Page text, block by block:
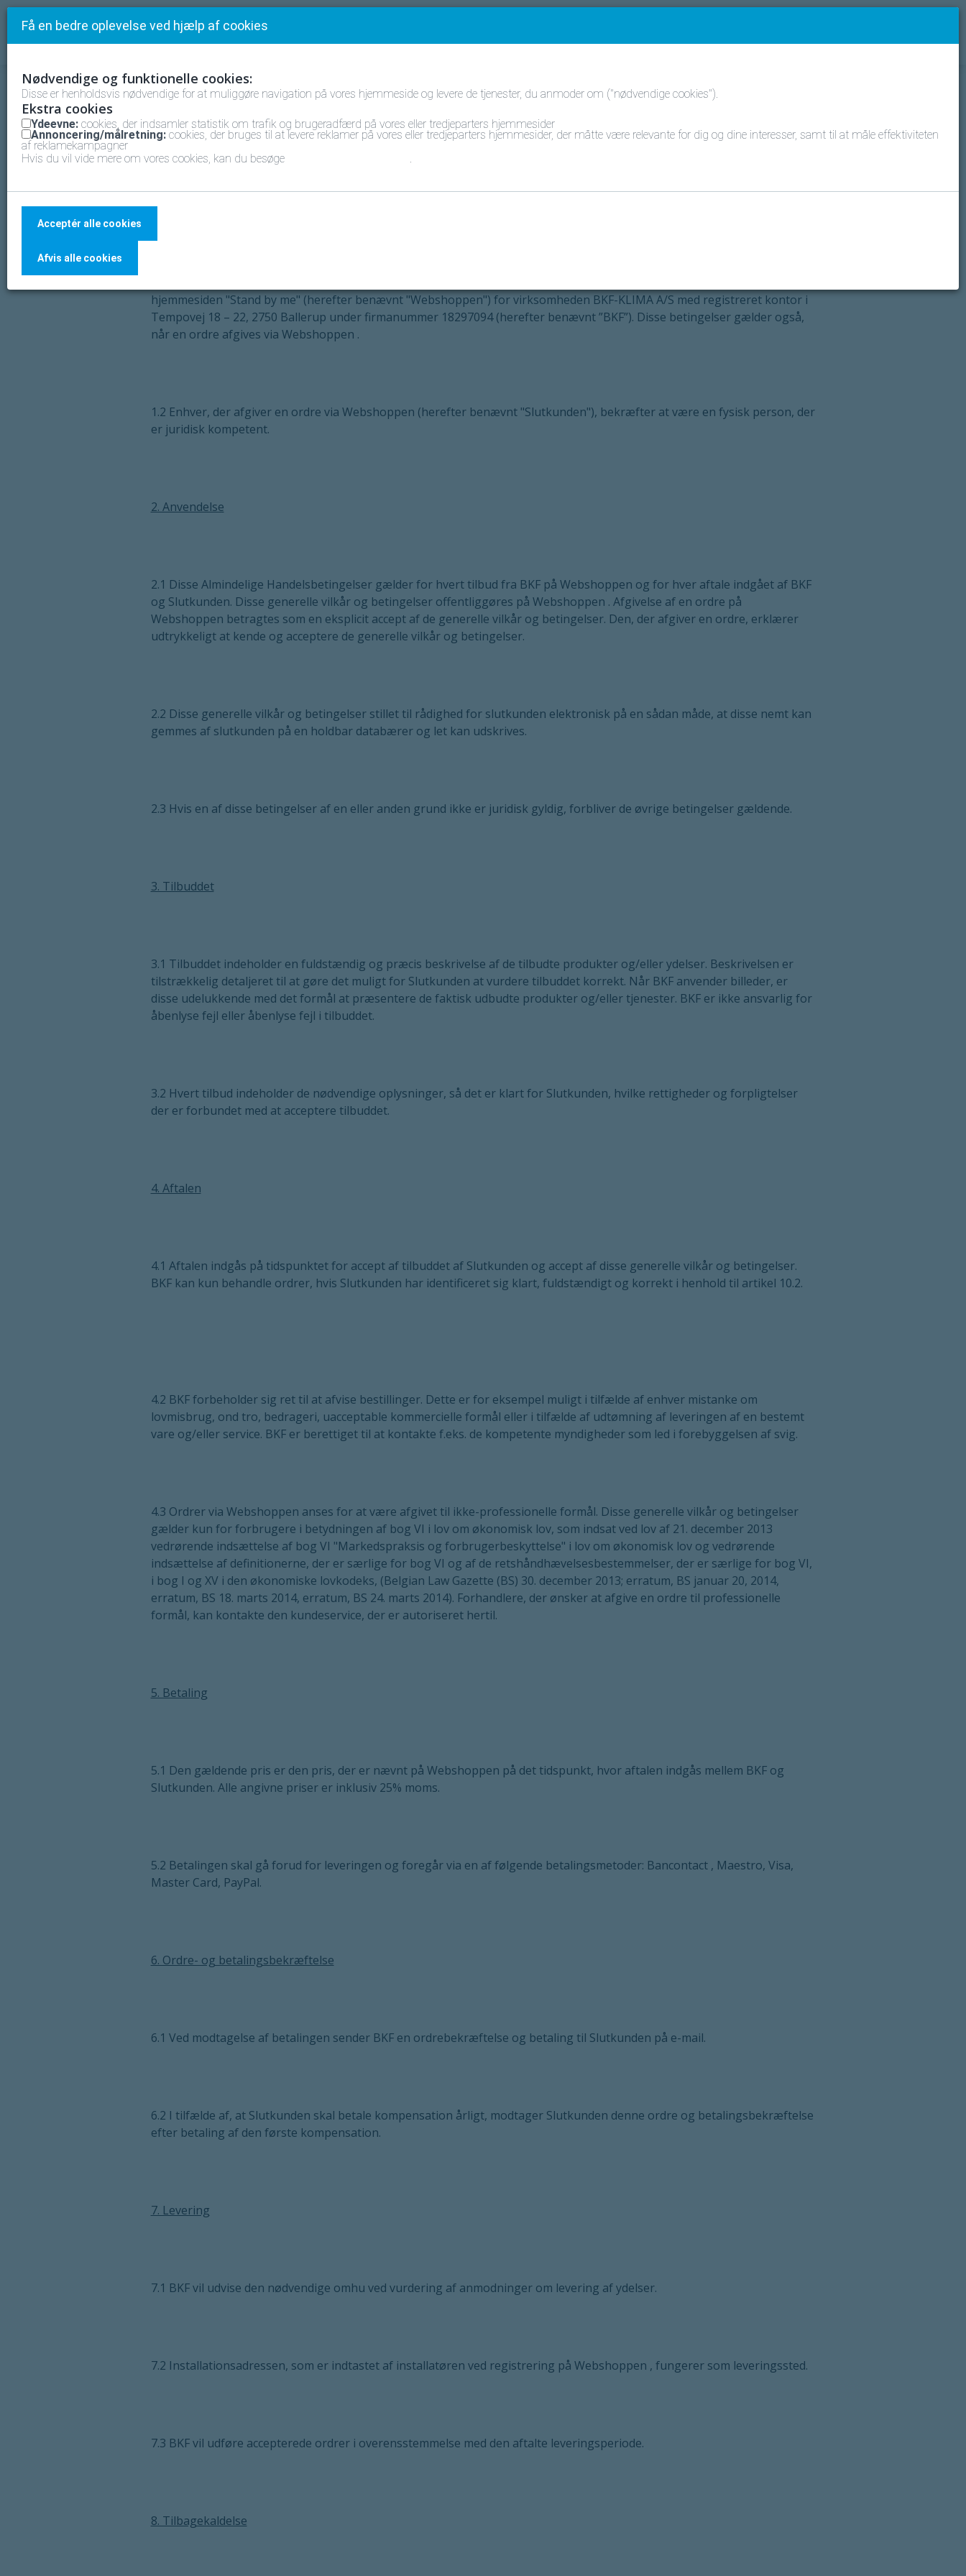
Vilkår og Betingelser
Generelle vilkår og betingelser
1. Identitet
hjemmesiden "Stand by me" (herefter benævnt "Webshoppen") for virksomheden BKF-KLIMA A/S med registreret kontor i
Tempovej 18 – 22, 2750 Ballerup under firmanummer 18297094 (herefter benævnt ”BKF”). Disse betingelser gælder også,
når en ordre afgives via Webshoppen .
1.2 Enhver, der afgiver en ordre via Webshoppen (herefter benævnt "Slutkunden"), bekræfter at være en fysisk person, der
er juridisk kompetent.
2. Anvendelse
2.1 Disse Almindelige Handelsbetingelser gælder for hvert tilbud fra BKF på Webshoppen og for hver aftale indgået af BKF
og Slutkunden. Disse generelle vilkår og betingelser offentliggøres på Webshoppen . Afgivelse af en ordre på
Webshoppen betragtes som en eksplicit accept af de generelle vilkår og betingelser. Den, der afgiver en ordre, erklærer
udtrykkeligt at kende og acceptere de generelle vilkår og betingelser.
2.2 Disse generelle vilkår og betingelser stillet til rådighed for slutkunden elektronisk på en sådan måde, at disse nemt kan
gemmes af slutkunden på en holdbar databærer og let kan udskrives.
2.3 Hvis en af disse betingelser af en eller anden grund ikke er juridisk gyldig, forbliver de øvrige betingelser gældende.
3. Tilbuddet
3.1 Tilbuddet indeholder en fuldstændig og præcis beskrivelse af de tilbudte produkter og/eller ydelser. Beskrivelsen er
tilstrækkelig detaljeret til at gøre det muligt for Slutkunden at vurdere tilbuddet korrekt. Når BKF anvender billeder, er
disse udelukkende med det formål at præsentere de faktisk udbudte produkter og/eller tjenester. BKF er ikke ansvarlig for
åbenlyse fejl eller åbenlyse fejl i tilbuddet.
3.2 Hvert tilbud indeholder de nødvendige oplysninger, så det er klart for Slutkunden, hvilke rettigheder og forpligtelser
der er forbundet med at acceptere tilbuddet.
4. Aftalen
4.1 Aftalen indgås på tidspunktet for accept af tilbuddet af Slutkunden og accept af disse generelle vilkår og betingelser.
BKF kan kun behandle ordrer, hvis Slutkunden har identificeret sig klart, fuldstændigt og korrekt i henhold til artikel 10.2.
4.2 BKF forbeholder sig ret til at afvise bestillinger. Dette er for eksempel muligt i tilfælde af enhver mistanke om
lovmisbrug, ond tro, bedrageri, uacceptable kommercielle formål eller i tilfælde af udtømning af leveringen af en bestemt
vare og/eller service. BKF er berettiget til at kontakte f.eks. de kompetente myndigheder som led i forebyggelsen af svig.
4.3 Ordrer via Webshoppen anses for at være afgivet til ikke-professionelle formål. Disse generelle vilkår og betingelser
gælder kun for forbrugere i betydningen af bog VI i lov om økonomisk lov, som indsat ved lov af 21. december 2013
vedrørende indsættelse af bog VI "Markedspraksis og forbrugerbeskyttelse" i lov om økonomisk lov og vedrørende
indsættelse af definitionerne, der er særlige for bog VI og af de retshåndhævelsesbestemmelser, der er særlige for bog VI,
i bog I og XV i den økonomiske lovkodeks, (Belgian Law Gazette (BS) 30. december 2013; erratum, BS januar 20, 2014,
erratum, BS 18. marts 2014, erratum, BS 24. marts 2014). Forhandlere, der ønsker at afgive en ordre til professionelle
formål, kan kontakte den kundeservice, der er autoriseret hertil.
5. Betaling
5.1 Den gældende pris er den pris, der er nævnt på Webshoppen på det tidspunkt, hvor aftalen indgås mellem BKF og
Slutkunden. Alle angivne priser er inklusiv 25% moms.
5.2 Betalingen skal gå forud for leveringen og foregår via en af følgende betalingsmetoder: Bancontact , Maestro, Visa,
Master Card, PayPal.
6. Ordre- og betalingsbekræftelse
6.1 Ved modtagelse af betalingen sender BKF en ordrebekræftelse og betaling til Slutkunden på e-mail.
6.2 I tilfælde af, at Slutkunden skal betale kompensation årligt, modtager Slutkunden denne ordre og betalingsbekræftelse
efter betaling af den første kompensation.
7. Levering
7.1 BKF vil udvise den nødvendige omhu ved vurdering af anmodninger om levering af ydelser.
7.2 Installationsadressen, som er indtastet af installatøren ved registrering på Webshoppen , fungerer som leveringssted.
7.3 BKF vil udføre accepterede ordrer i overensstemmelse med den aftalte leveringsperiode.
8. Tilbagekaldelse
Få en bedre oplevelse ved hjælp af cookies
Nødvendige og funktionelle cookies:
Disse er henholdsvis nødvendige for at muliggøre navigation på vores hjemmeside og levere de tjenester, du anmoder om ("nødvendige cookies").
Ekstra cookies
Ydeevne: cookies, der indsamler statistik om trafik og brugeradfærd på vores eller tredjeparters hjemmesider
Annoncering/målretning: cookies, der bruges til at levere reklamer på vores eller tredjeparters hjemmesider, der måtte være relevante for dig og dine interesser, samt til at måle effektiviteten
af reklamekampagner
Hvis du vil vide mere om vores cookies, kan du besøge
.
Acceptér alle cookies
Afvis alle cookies